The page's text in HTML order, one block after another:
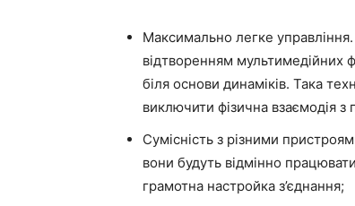
Максимально легке
відтворенням мультимедійних
біля основи динаміків. Така
виключити фізична взаємодія
Сумісність з різними
вони будуть відмінно
грамотна настройка з’єднання;